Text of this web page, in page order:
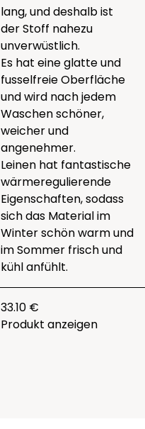
lang, und deshalb ist
der Stoff nahezu
unverwüstlich.
Es hat eine glatte und
fusselfreie Oberfläche
und wird nach jedem
Waschen schöner,
weicher und
angenehmer.
Leinen hat fantastische
wärmeregulierende
Eigenschaften, sodass
sich das Material im
Winter schön warm und
im Sommer frisch und
kühl anfühlt.
33.10 €
Produkt anzeigen